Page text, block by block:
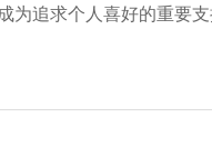
追求个人喜好的重要